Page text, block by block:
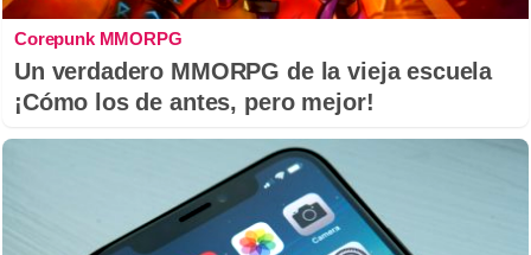
Corepunk MMORPG
Un verdadero MMORPG de la vieja escuela
¡Cómo los de antes, pero mejor!